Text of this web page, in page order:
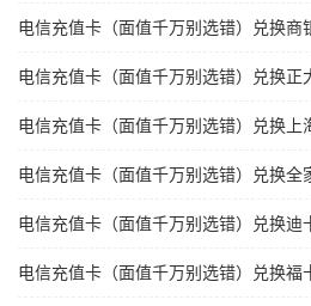
电信充值卡（面值千万别选错）兑换商
电信充值卡（面值千万别选错）兑换正
电信充值卡（面值千万别选错）兑换上
电信充值卡（面值千万别选错）兑换全
电信充值卡（面值千万别选错）兑换迪
电信充值卡（面值千万别选错）兑换福